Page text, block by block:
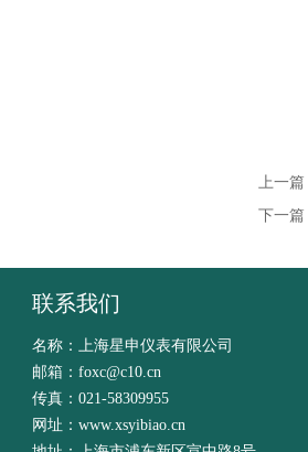
上一篇
下一篇
联系我们
名称：上海星申仪表有限公司
邮箱：foxc@c10.cn
传真：021-58309955
网址：www.xsyibiao.cn